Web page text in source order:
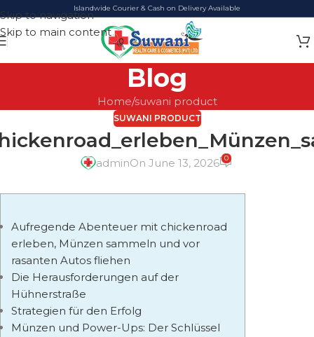
Skip to navigation
Skip to main content
Islandwide Courier & Cash on Delivery Available
Blog
Home suwani product
SUWANI PRODUCT
adminOn June 13, 2026 0
Aufregende Abenteuer mit chickenroad
erleben, Münzen sammeln und vor
rasanten Autos fliehen
Die Herausforderungen auf der
Hühnerstraße
Strategien für den Erfolg
Münzen und Power-Ups: Der Schlüssel